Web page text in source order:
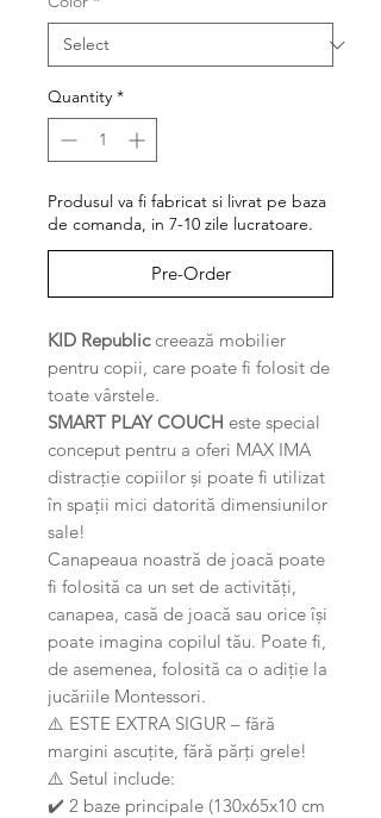
Quantity *
Produsul va fi fabricat si livrat pe baza
de comanda, in 7-10 zile lucratoare.
Pre-Order
KID Republiccreează mobilier
pentru copii, care poate fi folosit de
toate vârstele.
SMART PLAY COUCH este special
conceput pentru a oferi MAX IMA
distracție copiilor și poate fi utilizat
în spații mici datorită dimensiunilor
sale!
Canapeaua noastră de joacă poate
fi folosită ca un set de activități,
canapea, casă de joacă sau orice își
poate imagina copilul tău. Poate fi,
de asemenea, folosită ca o adiție la
jucăriile Montessori.
⚠️ ESTE EXTRA SIGUR – fără
margini ascuțite, fără părți grele!
⚠️ Setul include:
✔️ 2 baze principale (130x65x10 cm